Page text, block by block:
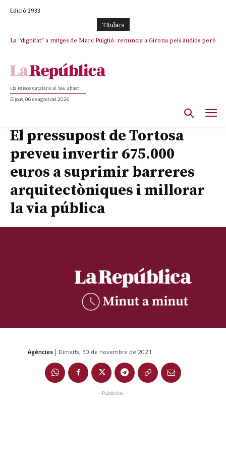
Edició 2933
TItulars
La “dignitat” a mitges de Marc Puigtió: renuncia a Girona pels àudios però
Els Països Catalans al teu abast
Dijous, 06 de agost del 2026
El pressupost de Tortosa
preveu invertir 675.000
euros a suprimir barreres
arquitectòniques i millorar
la via pública
Agències | Dimarts, 30 de novembre de 2021
- Publicitat -